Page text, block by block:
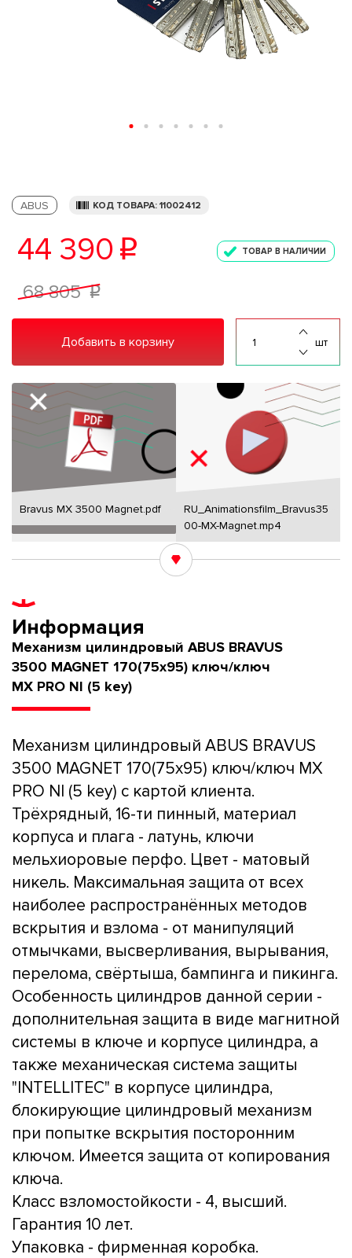
ABUS КОД ТОВАРА: 11002412
44 390 p ТОВАР В НАЛИЧИИ
68 805 p
Добавить в корзину шт
Bravus MX 3500 Magnet.pdf
RU_Animationsfilm_Bravus35
00-MX-Magnet.mp4
Информация
Механизм цилиндровый ABUS BRAVUS
3500 MAGNET 170(75x95) ключ/ключ
MX PRO NI (5 key)
Механизм цилиндровый ABUS BRAVUS
3500 MAGNET 170(75x95) ключ/ключ MX
PRO NI (5 key) с картой клиента.
Трёхрядный, 16-ти пинный, материал
корпуса и плага - латунь, ключи
мельхиоровые перфо. Цвет - матовый
никель. Максимальная защита от всех
наиболее распространённых методов
вскрытия и взлома - от манипуляций
отмычками, высверливания, вырывания,
перелома, свёртыша, бампинга и пикинга.
Особенность цилиндров данной серии -
дополнительная защита в виде магнитной
системы в ключе и корпусе цилиндра, а
также механическая система защиты
"INTELLITEC" в корпусе цилиндра,
блокирующие цилиндровый механизм
при попытке вскрытия посторонним
ключом. Имеется защита от копирования
ключа.
Класс взломостойкости - 4, высший.
Гарантия 10 лет.
Упаковка - фирменная коробка.